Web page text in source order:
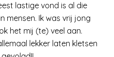
lastige vond is al die
mensen. Ik was vrij jong
het mij (te) veel aan.
lekker laten kletsen